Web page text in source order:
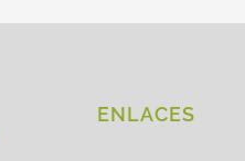
ENLACES